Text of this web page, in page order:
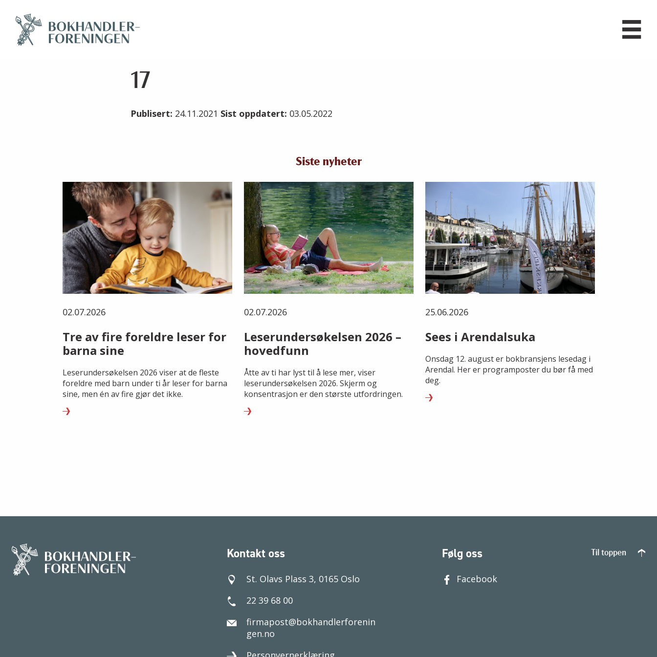
17
Publisert: 24.11.2021 Sist oppdatert: 03.05.2022
Siste nyheter
02.07.2026
Tre av fire foreldre leser for
barna sine
Leserundersøkelsen 2026 viser at de fleste
foreldre med barn under ti år leser for barna
sine, men én av fire gjør det ikke.
02.07.2026
Leserundersøkelsen 2026 –
hovedfunn
Åtte av ti har lyst til å lese mer, viser
leserundersøkelsen 2026. Skjerm og
konsentrasjon er den største utfordringen.
25.06.2026
Sees i Arendalsuka
Onsdag 12. august er bokbransjens lesedag i
Arendal. Her er programposter du bør få med
deg.
Kontakt oss
St. Olavs Plass 3, 0165 Oslo
22 39 68 00
firmapost@bokhandlerforenin
gen.no
Følg oss
Facebook
Til toppen